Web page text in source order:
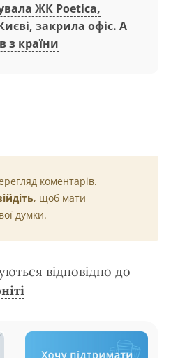
ЖК Poetica,
закрила офіс. А
з країни
коментарів.
, щоб мати
думки.
відповідно до